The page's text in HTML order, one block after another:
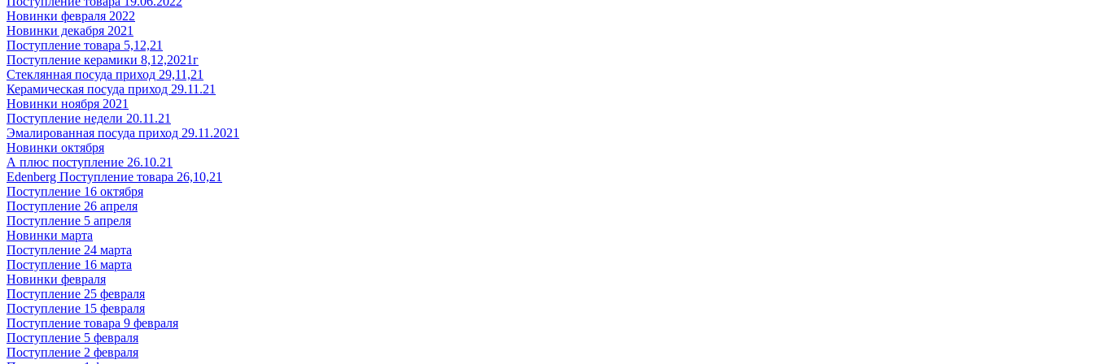
Новинки февраля 2022
Новинки декабря 2021
Поступление товара 5,12,21
Поступление керамики 8,12,2021г
Стеклянная посуда приход 29,11,21
Керамическая посуда приход 29.11.21
Новинки ноября 2021
Поступление недели 20.11.21
Эмалированная посуда приход 29.11.2021
Новинки октября
А плюс поступление 26.10.21
Edenberg Поступление товара 26,10,21
Поступление 16 октября
Поступление 26 апреля
Поступление 5 апреля
Новинки марта
Поступление 24 марта
Поступление 16 марта
Новинки февраля
Поступление 25 февраля
Поступление 15 февраля
Поступление товара 9 февраля
Поступление 5 февраля
Поступление 2 февраля